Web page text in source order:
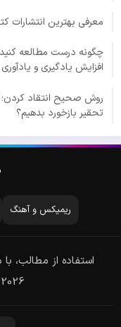
معرفی بهترین انتشارات
چگونه درست مطالعه
افزایش یادگیری و یادآوری
روش صحیح انتقاد
تحقیر بازخورد بدهیم؟
ریمیکس و آهنگ